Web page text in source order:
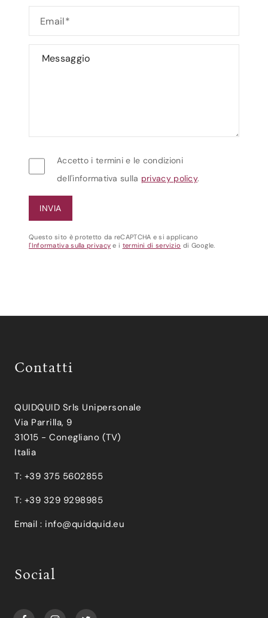
Accetto i termini e le condizioni
dell'informativa sulla privacy policy.
Questo sito è protetto da reCAPTCHA e si applicano
l'Informativa sulla privacy e i termini di servizio di Google.
Contatti
QUIDQUID Srls Unipersonale
Via Parrilla, 9
31015 - Conegliano (TV)
Italia
T: +39 375 5602855
T: +39 329 9298985
Email : info@quidquid.eu
Social